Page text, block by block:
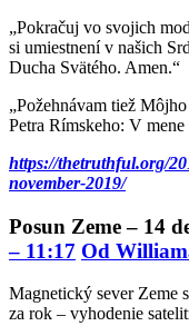
„Pokračuj vo svojich
si umiestnení v našich
Ducha Svätého. Amen.“
„Požehnávam tiež
Petra Rímskeho: V
https://thetruthful.org/
november-2019/
Posun Zeme – 14
– 11:17 Od
Magnetický sever Zeme
za rok – vyhodenie